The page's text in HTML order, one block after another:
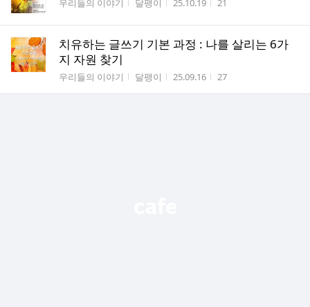
우리들의 이야기 달팽이 25.10.19 21
치유하는 글쓰기 기본 과정 : 나를 살리는 6가
지 자원 찾기
게시판명
우리들의 이야기 작성자
달팽이 작성시간
25.09.16 조회수
27